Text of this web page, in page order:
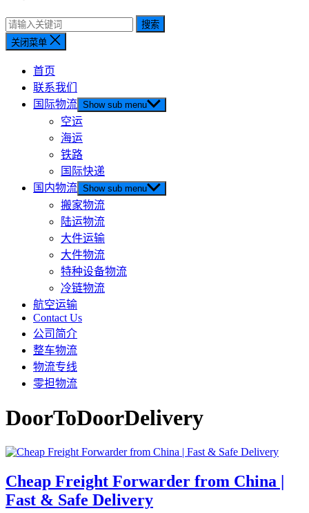
搜索
关闭菜单
首页
联系我们
国际物流 Show sub menu
空运
海运
铁路
国际快递
国内物流 Show sub menu
搬家物流
陆运物流
大件运输
大件物流
特种设备物流
冷链物流
航空运输
Contact Us
公司简介
整车物流
物流专线
零担物流
DoorToDoorDelivery
Cheap Freight Forwarder from China |
Fast & Safe Delivery